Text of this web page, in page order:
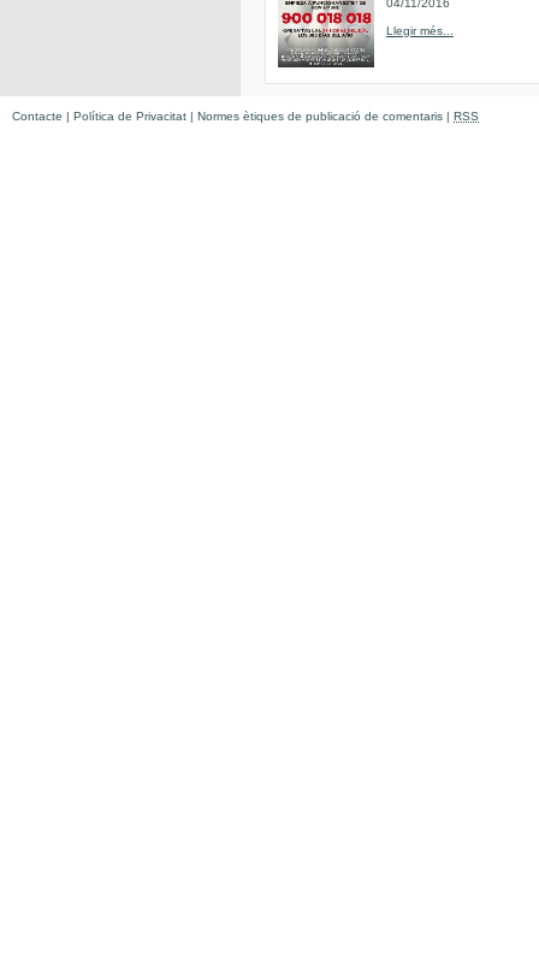
04/11/2016
Llegir més...
Contacte | Política de Privacitat | Normes ètiques de publicació de comentaris | RSS